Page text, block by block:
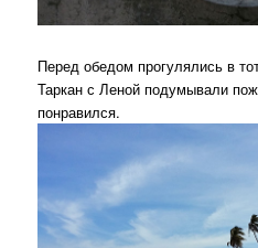
Перед обедом прогулялись в
Таркан с Леной подумывали
понравился.